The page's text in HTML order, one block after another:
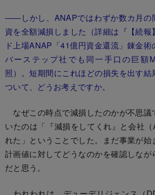
――しかし、ANAPではわずか数カ月の
資を全額減損しました（詳細は『【続報
ド上場ANAP「41億円資金還流」錬金術
バーステップ社でも同一手口の巨額
照）。短期間にこれほどの損失を出す結
ついて、どうお考えですか。
なぜこの時点で減損したのかが不思議
いたのは「『減損をしてくれ』と会社
れた」ということでした。まだ事業が始
計画値に対してどうなのかを確認しなが
だと思う。